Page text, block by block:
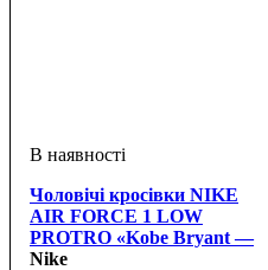
Чоловічі кросівки NIKE
AIR FORCE 1 LOW
PROTRO «Kobe Bryant —
Siempre Hermanos»
Nike